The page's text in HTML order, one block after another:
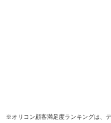
※オリコン顧客満足度ランキングは、